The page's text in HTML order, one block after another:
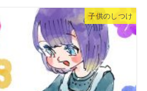
子供のしつけ